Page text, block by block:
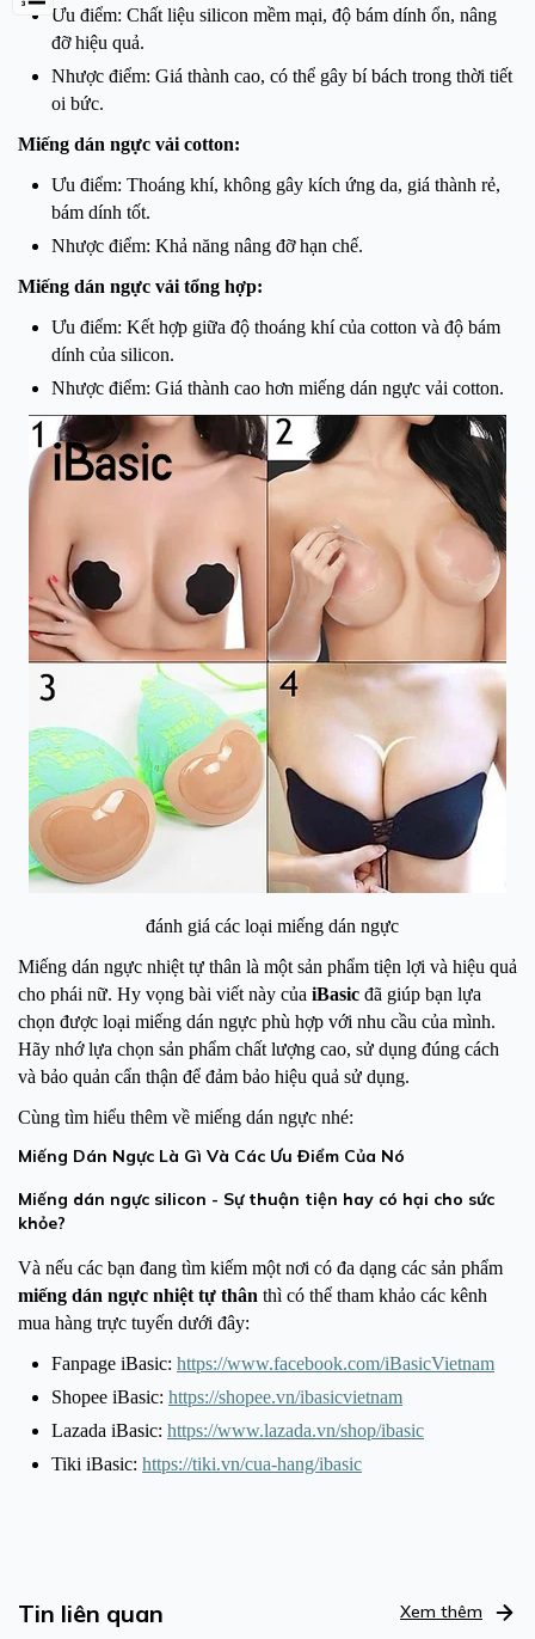
Ưu điểm: Chất liệu silicon mềm mại, độ bám dính ổn, nâng
đỡ hiệu quả.
Nhược điểm: Giá thành cao, có thể gây bí bách trong thời tiết
oi bức.
Miếng dán ngực vải cotton:
Ưu điểm: Thoáng khí, không gây kích ứng da, giá thành rẻ,
bám dính tốt.
Nhược điểm: Khả năng nâng đỡ hạn chế.
Miếng dán ngực vải tổng hợp:
Ưu điểm: Kết hợp giữa độ thoáng khí của cotton và độ bám
dính của silicon.
Nhược điểm: Giá thành cao hơn miếng dán ngực vải cotton.
đánh giá các loại miếng dán ngực
Miếng dán ngực nhiệt tự thân là một sản phẩm tiện lợi và hiệu quả
cho phái nữ. Hy vọng bài viết này của iBasic đã giúp bạn lựa
chọn được loại miếng dán ngực phù hợp với nhu cầu của mình.
Hãy nhớ lựa chọn sản phẩm chất lượng cao, sử dụng đúng cách
và bảo quản cẩn thận để đảm bảo hiệu quả sử dụng.
Cùng tìm hiểu thêm về miếng dán ngực nhé:
Miếng Dán Ngực Là Gì Và Các Ưu Điểm Của Nó
Miếng dán ngực silicon - Sự thuận tiện hay có hại cho sức
khỏe?
Và nếu các bạn đang tìm kiếm một nơi có đa dạng các sản phẩm
miếng dán ngực nhiệt tự thân thì có thể tham khảo các kênh
mua hàng trực tuyến dưới đây:
Fanpage iBasic: https://www.facebook.com/iBasicVietnam
Shopee iBasic: https://shopee.vn/ibasicvietnam
Lazada iBasic: https://www.lazada.vn/shop/ibasic
Tiki iBasic: https://tiki.vn/cua-hang/ibasic
Tin liên quan Xem thêm